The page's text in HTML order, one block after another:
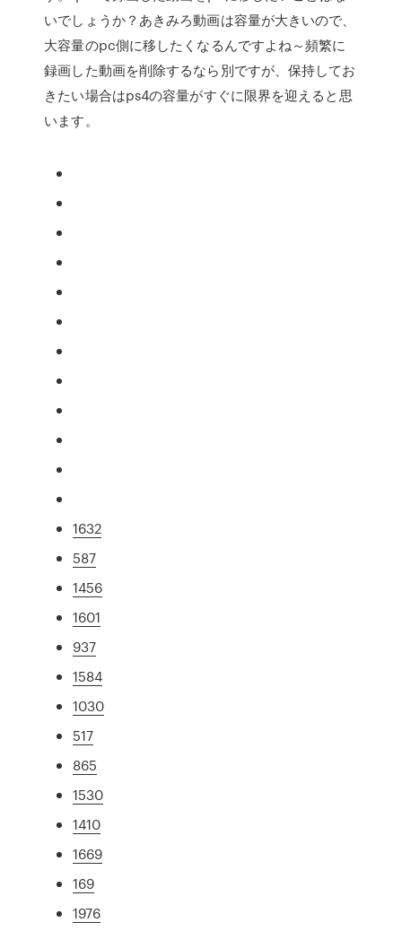
いでしょうか？あきみろ動画は容量が大きいので、
大容量のpc側に移したくなるんですよね～頻繁に
録画した動画を削除するなら別ですが、保持してお
きたい場合はps4の容量がすぐに限界を迎えると思
います。
1632
587
1456
1601
937
1584
1030
517
865
1530
1410
1669
169
1976